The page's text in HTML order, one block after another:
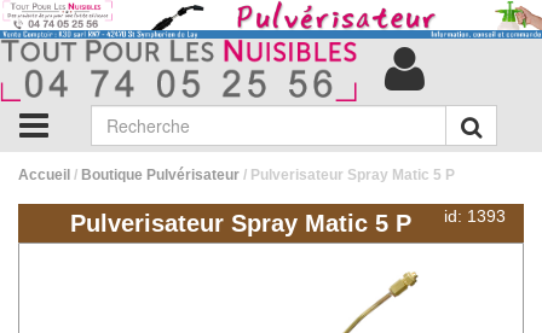
Accueil / Boutique Pulvérisateur / Pulverisateur Spray Matic 5 P
id: 1393
Pulverisateur Spray Matic 5 P